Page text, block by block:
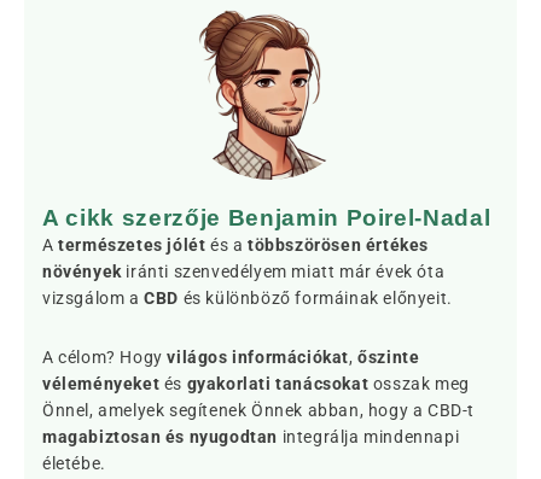
A cikk szerzője Benjamin Poirel-Nadal
Atermészetes jólét és atöbbszörösen értékes
növényekiránti szenvedélyem miatt már évek óta
vizsgálom aCBD és különböző formáinak előnyeit.
A célom? Hogyvilágos információkat,őszinte
véleményeket és gyakorlati tanácsokat osszak meg
Önnel, amelyek segítenek Önnek abban, hogy a CBD-t
magabiztosan és nyugodtan integrálja mindennapi
életébe.